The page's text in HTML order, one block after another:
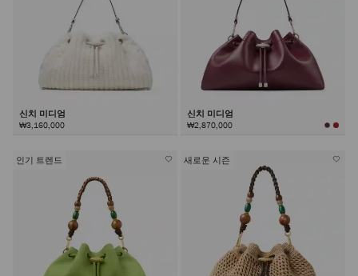
신치 미디엄
₩3,160,000
신치 미디엄
₩2,870,000
인기 트렌드 새로운 시즌